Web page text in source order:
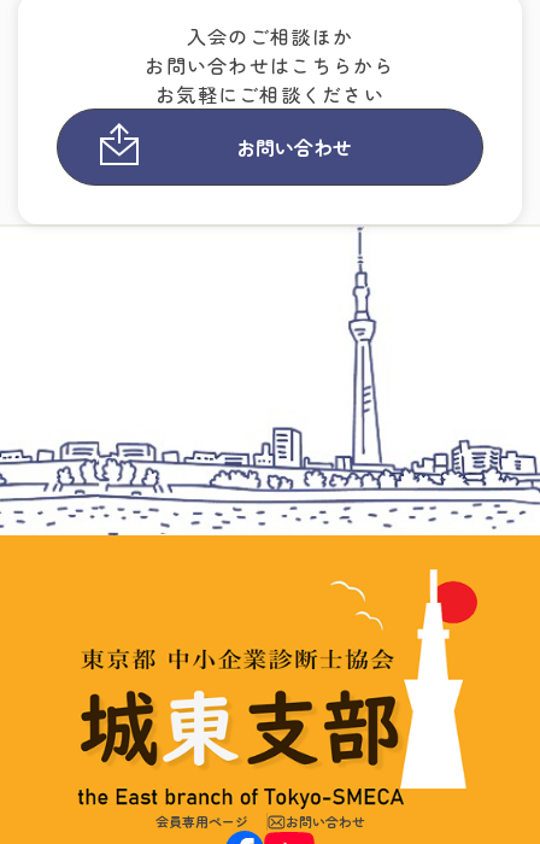
入会のご相談ほか
お問い合わせはこちらから
お気軽にご相談ください
お問い合わせ
会員専用ページ お問い合わせ